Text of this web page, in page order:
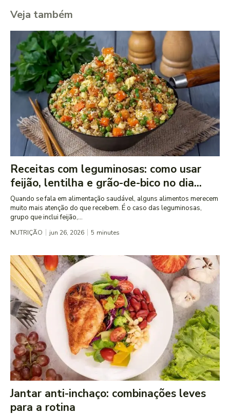
Veja também
Receitas com leguminosas: como usar
feijão, lentilha e grão-de-bico no dia...
Quando se fala em alimentação saudável, alguns alimentos merecem
muito mais atenção do que recebem. É o caso das leguminosas,
grupo que inclui feijão,...
NUTRIÇÃO jun 26, 2026 5 minutes
Jantar anti-inchaço: combinações leves
para a rotina